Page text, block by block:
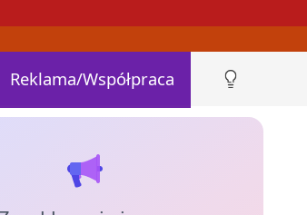
Reklama/Współpraca